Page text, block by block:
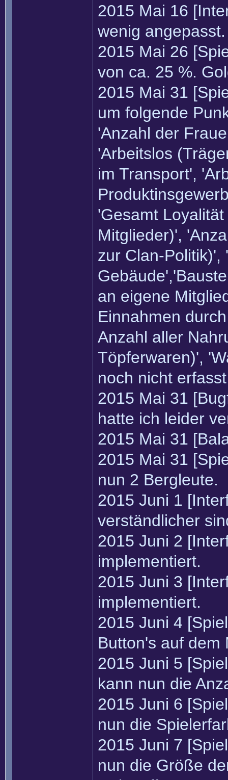
2015 Mai 16
wenig angepasst.
2015 Mai 26
von ca. 25 %.
2015 Mai 31
um folgende
'Anzahl der
'Arbeitslos
im Transport',
'Gesamt
Mitglieder)',
zur Clan-Politik)',
an eigene
Einnahmen
Anzahl aller
Töpferwaren)',
noch nicht
2015 Mai 31
hatte ich leider
2015 Mai 31
2015 Mai 31
nun 2 Bergleute.
2015 Juni 1
verständlicher
2015 Juni 2
implementiert.
2015 Juni 3
implementiert.
2015 Juni 4
Button's auf dem
2015 Juni 5
kann nun die
2015 Juni 6
nun die
2015 Juni 7
nun die Größe